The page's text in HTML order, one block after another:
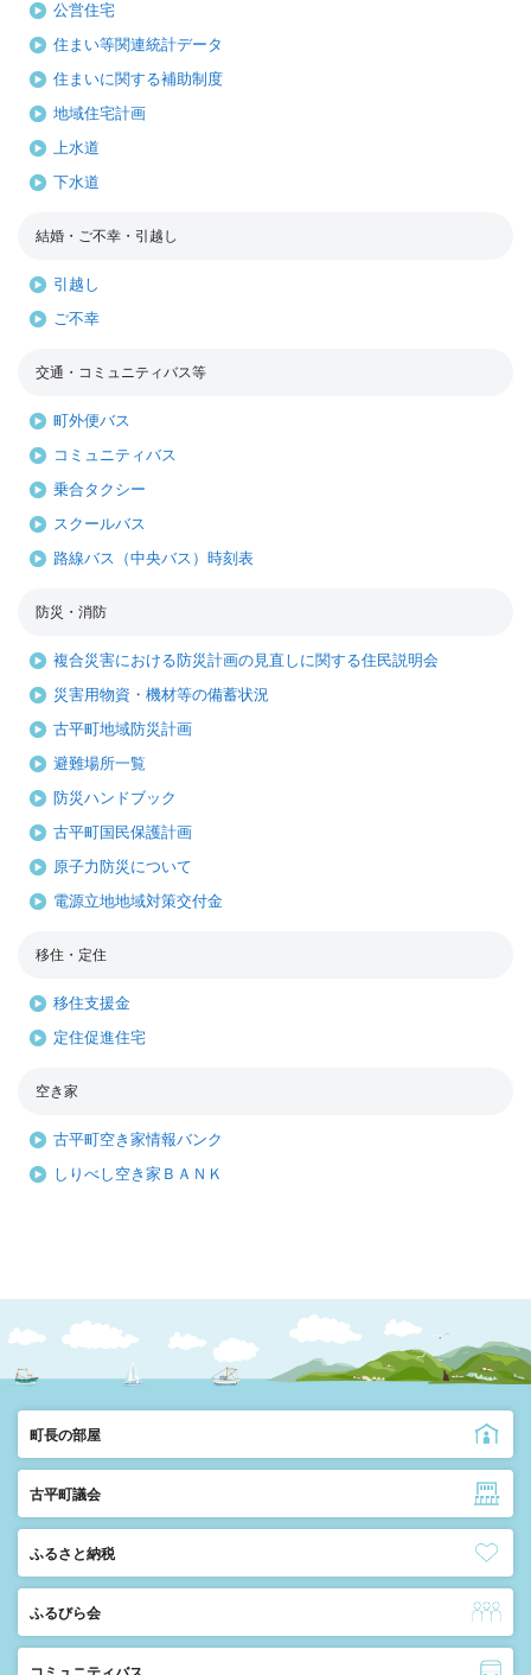
公営住宅
住まい等関連統計データ
住まいに関する補助制度
地域住宅計画
上水道
下水道
結婚・ご不幸・引越し
引越し
ご不幸
交通・コミュニティバス等
町外便バス
コミュニティバス
乗合タクシー
スクールバス
路線バス（中央バス）時刻表
防災・消防
複合災害における防災計画の見直しに関する住民説明会
災害用物資・機材等の備蓄状況
古平町地域防災計画
避難場所一覧
防災ハンドブック
古平町国民保護計画
原子力防災について
電源立地地域対策交付金
移住・定住
移住支援金
定住促進住宅
空き家
古平町空き家情報バンク
しりべし空き家ＢＡＮＫ
町長の部屋
古平町議会
ふるさと納税
ふるびら会